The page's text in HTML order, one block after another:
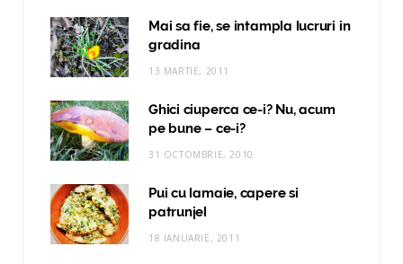
Mai sa fie, se intampla lucruri in
gradina
13 MARTIE, 2011
Ghici ciuperca ce-i? Nu, acum
pe bune – ce-i?
31 OCTOMBRIE, 2010
Pui cu lamaie, capere si
patrunjel
18 IANUARIE, 2011